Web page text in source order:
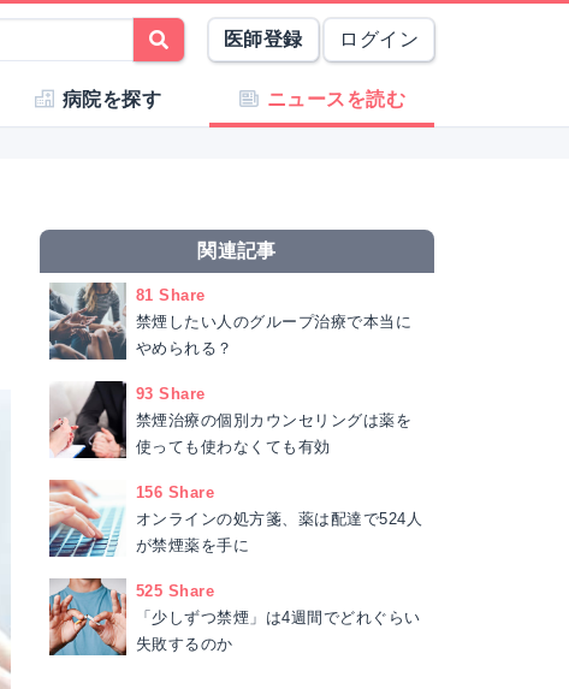
医師登録 ログイン
病院を探す ニュースを読む
関連記事
81 Share
禁煙したい人のグループ治療で本当に
やめられる？
93 Share
禁煙治療の個別カウンセリングは薬を
使っても使わなくても有効
156 Share
オンラインの処方箋、薬は配達で524人
が禁煙薬を手に
525 Share
「少しずつ禁煙」は4週間でどれぐらい
失敗するのか